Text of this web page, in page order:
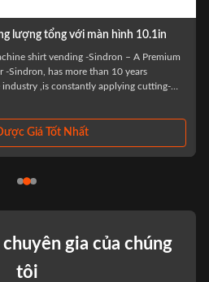
thương mại Máy bán hàng tự
Xăng bọt
HOT Christmas gifts self vending
has more than 10 years experience in
R&D and ...
gia của chúng
tôi